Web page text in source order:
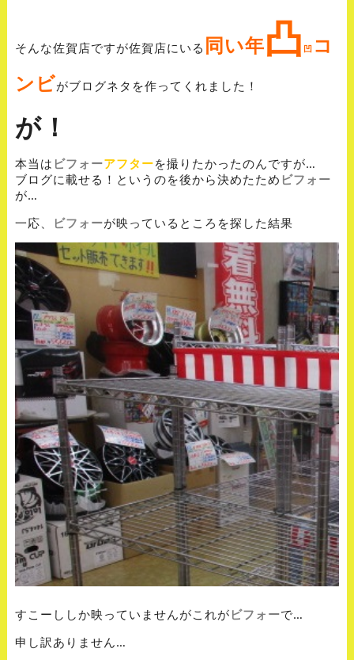
そんな佐賀店ですが佐賀店にいる 同い年凸 凹 コ
ンビがブログネタを作ってくれました！
が！
本当は ビフォーアフターを撮りたかったのんですが…
ブログに載せる！というのを後から決めたため ビフォー
が…
一応、
ビフォーが映っているところを探した結果
すこーししか映っていませんがこれが ビフォーで…
申し訳ありません…